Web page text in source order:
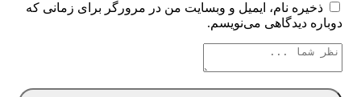
ذخیره نام، ایمیل و وبسایت من در مرورگر برای زمانی که
دوباره دیدگاهی می‌نویسم.